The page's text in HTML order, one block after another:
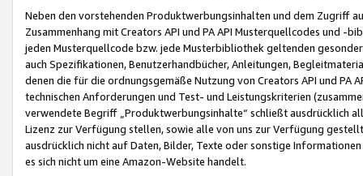
Neben den vorstehenden Produktwerbungsinhalten und dem Zugriff
Zusammenhang mit Creators API und PA API Musterquellcodes und
jeden Musterquellcode bzw. jede Musterbibliothek geltenden
auch Spezifikationen, Benutzerhandbücher, Anleitungen,
denen die für die ordnungsgemäße Nutzung von Creators API und PA
technischen Anforderungen und Test- und Leistungskriterien
verwendete Begriff „Produktwerbungsinhalte“ schließt ausdrücklich
Lizenz zur Verfügung stellen, sowie alle von uns zur Verfügung
ausdrücklich nicht auf Daten, Bilder, Texte oder sonstige
es sich nicht um eine Amazon-Website handelt.